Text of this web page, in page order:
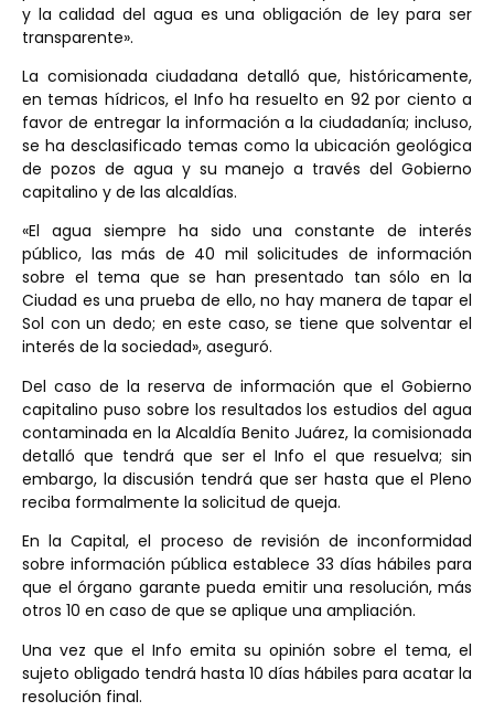
y la calidad del agua es una obligación de ley para ser
transparente».
La comisionada ciudadana detalló que, históricamente,
en temas hídricos, el Info ha resuelto en 92 por ciento a
favor de entregar la información a la ciudadanía; incluso,
se ha desclasificado temas como la ubicación geológica
de pozos de agua y su manejo a través del Gobierno
capitalino y de las alcaldías.
«El agua siempre ha sido una constante de interés
público, las más de 40 mil solicitudes de información
sobre el tema que se han presentado tan sólo en la
Ciudad es una prueba de ello, no hay manera de tapar el
Sol con un dedo; en este caso, se tiene que solventar el
interés de la sociedad», aseguró.
Del caso de la reserva de información que el Gobierno
capitalino puso sobre los resultados los estudios del agua
contaminada en la Alcaldía Benito Juárez, la comisionada
detalló que tendrá que ser el Info el que resuelva; sin
embargo, la discusión tendrá que ser hasta que el Pleno
reciba formalmente la solicitud de queja.
En la Capital, el proceso de revisión de inconformidad
sobre información pública establece 33 días hábiles para
que el órgano garante pueda emitir una resolución, más
otros 10 en caso de que se aplique una ampliación.
Una vez que el Info emita su opinión sobre el tema, el
sujeto obligado tendrá hasta 10 días hábiles para acatar la
resolución final.